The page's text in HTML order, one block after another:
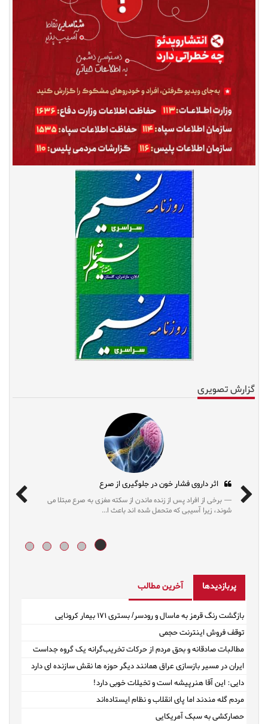
گزارش تصویری
اثر داروی فشار خون در جلوگیری از صرع
برخی از افراد پس از زنده ماندن از سکته مغزی به صرع مبتلا می
شوند، زیرا آسیبی که متحمل شده اند باعث ا...
پربازدیدها آخرین مطالب
بازگشت رنگ قرمز به ماسال و رودسر/ بستری ۱۷۱ بیمار کرونایی
توقف فروش اینترنت حجمی
مطالبات صادقانه و بحق مردم از حرکات تخریب‌گرانه یک گروه جداست
ایران در مسیر بازسازی عراق همانند دیگر حوزه ها نقش سازنده ای دارد
دایی: این آقا هنرپیشه است و تخیلات خوبی دارد!
مردم گله مندند اما پای انقلاب و نظام ایستاده‌اند
حصارکشی به سبک آمریکایی